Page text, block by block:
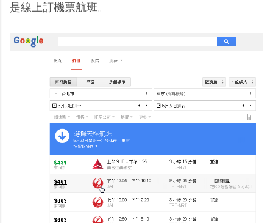
是線上訂機票航班。